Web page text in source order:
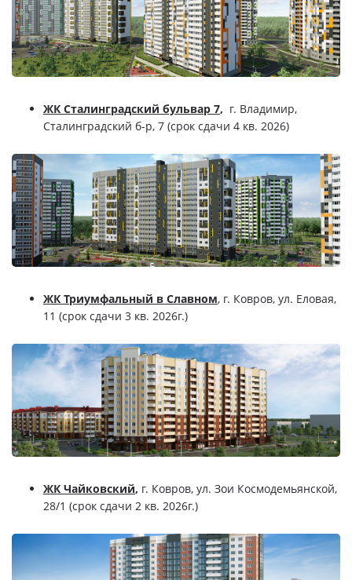
ЖК Сталинградский бульвар 7, г. Владимир,
Сталинградский б-р, 7 (срок сдачи 4 кв. 2026)
ЖК Триумфальный в Славном, г. Ковров, ул. Еловая,
11 (срок сдачи 3 кв. 2026г.)
ЖК Чайковский, г. Ковров, ул. Зои Космодемьянской,
28/1 (срок сдачи 2 кв. 2026г.)